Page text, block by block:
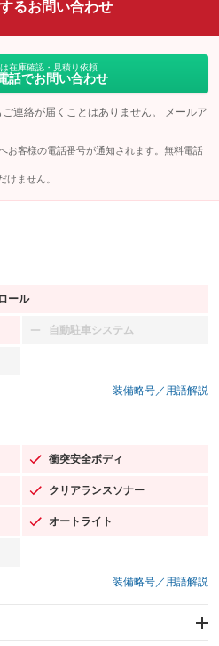
るお問い合わせ
は在庫確認・見積り依頼
話でお問い合わせ
連絡が届くことはありません。 メールア
お客様の電話番号が通知されます。無料電話
けません。
ール
自動駐車システム
：装備なし
装備略号／用語解説
衝突安全ボディ
：装備あり
クリアランスソナー
：装備あり
オートライト
：装備あり
装備略号／用語解説